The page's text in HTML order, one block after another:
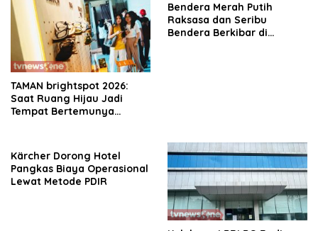
TAMAN brightspot 2026:
Saat Ruang Hijau Jadi
Tempat Bertemunya
Bendera Merah Putih
Raksasa dan Seribu
Bendera Berkibar di
Kärcher Dorong Hotel
Pangkas Biaya Operasional
Lewat Metode PDIR